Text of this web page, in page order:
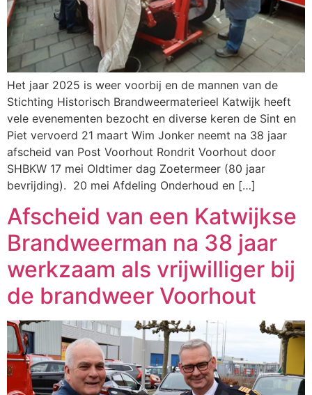
Het jaar 2025 is weer voorbij en de mannen van de
Stichting Historisch Brandweermaterieel Katwijk heeft
vele evenementen bezocht en diverse keren de Sint en
Piet vervoerd 21 maart Wim Jonker neemt na 38 jaar
afscheid van Post Voorhout Rondrit Voorhout door
SHBKW 17 mei Oldtimer dag Zoetermeer (80 jaar
bevrijding). 20 mei Afdeling Onderhoud en […]
Afscheid van een Katwijkse
Brandweerman na 38 jaar
werkzaam als vrijwilliger bij
de brandweer Voorhout